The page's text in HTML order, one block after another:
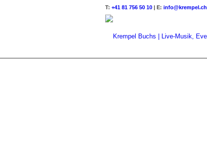
T: +41 81 756 50 10 | E: info@krempel.ch